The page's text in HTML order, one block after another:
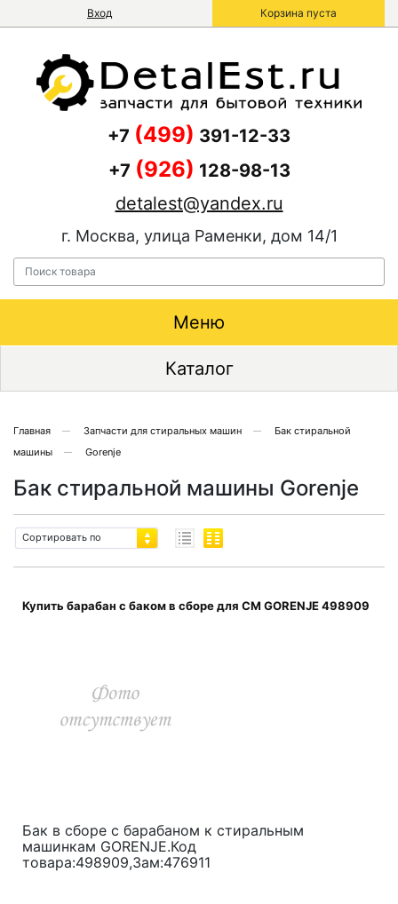
Вход Корзина пуста
+7 (499) 391-12-33
+7 (926) 128-98-13
detalest@yandex.ru
г. Москва, улица Раменки, дом 14/1
Меню
Каталог
Главная Запчасти для стиральных машин
Бак стиральной
машины
Gorenje
Бак стиральной машины Gorenje
Сортировать по
Купить барабан с баком в сборе для СМ GORENJE 498909
Бак в сборе с барабаном к стиральным
машинкам GORENJE.Код
товара:498909,Зам:476911